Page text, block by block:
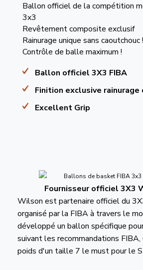
Ballon officiel de la compétition
3x3
Revêtement composite exclusif
Rainurage unique sans caoutchouc !
Contrôle de balle maximum !
Ballon officiel 3X3 FIBA
Finition exclusive
Excellent Grip
Fournisseur officiel 3X3
Wilson est partenaire officiel du
organisé par la FIBA à travers le
développé un ballon spécifique
suivant les recommandations
poids d'un taille 7 le must pour le